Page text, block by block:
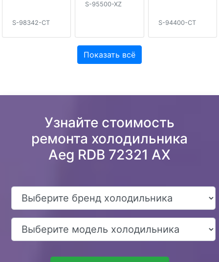
S-98342-CT
S-95500-XZ
S-94400-CT
Показать всё
Узнайте стоимость
ремонта холодильника
Aeg RDB 72321 AX